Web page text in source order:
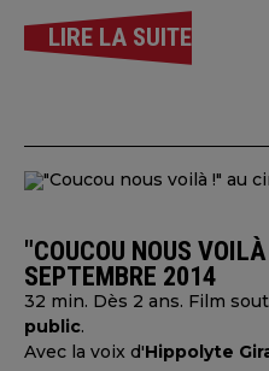
LIRE LA SUITE
"COUCOU NOUS
SEPTEMBRE 2014
32 min. Dès 2 ans. Film
public.
Avec la voix d'Hippolyte